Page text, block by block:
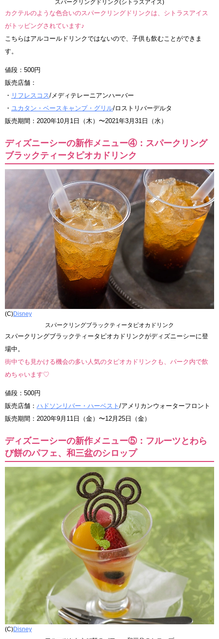
スパークリングドリンク(シトラスアイス)
カクテルのような色合いのスパークリングドリンクは、シトラスアイス
がトッピングされています♪
こちらはアルコールドリンクではないので、子供も飲むことができま
す。
値段：500円
販売店舗：
・ リフレスコス/メディテレーニアンハーバー
・ ユカタン・ベースキャンプ・グリル/ロストリバーデルタ
販売期間：2020年10月1日（木）〜2021年3月31日（水）
ディズニーシーの新作メニュー④：スパークリング
ブラックティータピオカドリンク
(C)Disney
スパークリングブラックティータピオカドリンク
スパークリングブラックティータピオカドリンクがディズニーシーに登
場中。
街中でも見かける機会の多い人気のタピオカドリンクも、パーク内で飲
めちゃいます♡
値段：500円
販売店舗： ハドソンリバー・ハーベスト /アメリカンウォーターフロント
販売期間：2020年9月11日（金）〜12月25日（金）
ディズニーシーの新作メニュー⑤：フルーツとわら
び餅のパフェ、和三盆のシロップ
(C)Disney